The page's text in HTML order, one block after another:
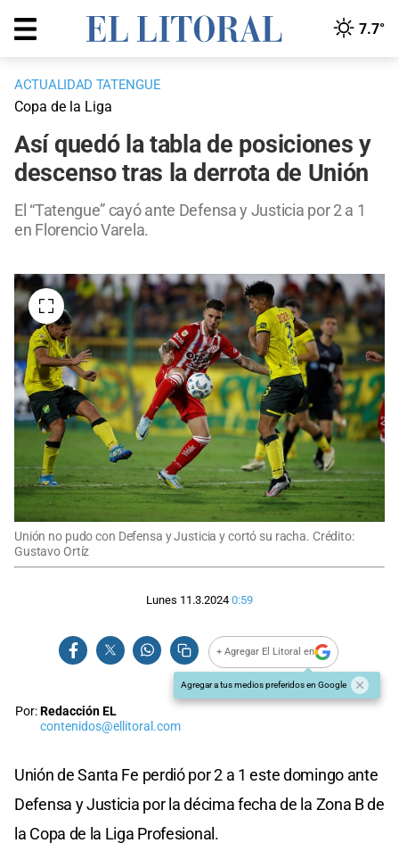
7.7°
ACTUALIDAD TATENGUE
Copa de la Liga
Así quedó la tabla de posiciones y
descenso tras la derrota de Unión
El “Tatengue” cayó ante Defensa y Justicia por 2 a 1
en Florencio Varela.
Unión no pudo con Defensa y Justicia y cortó su racha. Crédito:
Gustavo Ortíz
Lunes 11.3.2024 0:59
+ Agregar El Litoral en
Agregar a tus medios preferidos en Google
Por:Redacción EL
contenidos@ellitoral.com
Unión de Santa Fe perdió por 2 a 1 este domingo ante
Defensa y Justicia por la décima fecha de la Zona B de
la Copa de la Liga Profesional.